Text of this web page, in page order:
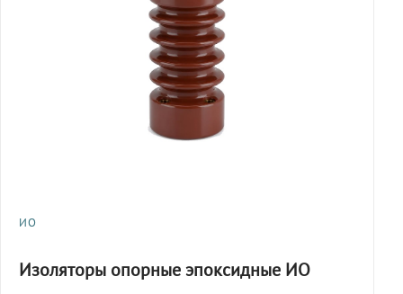
ИО
Изоляторы опорные эпоксидные ИО